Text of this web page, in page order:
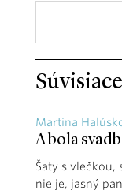
Martina
A bola
Šaty s vlečkou,
nie je, jasný